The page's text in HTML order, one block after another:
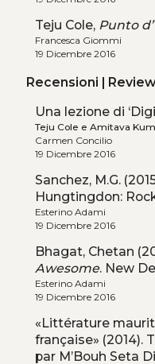
Teju Cole,Punto
Francesca Giommi
19 Dicembre 2016
Recensioni |
Una lezione di
Teju Cole e Amitava
Carmen Concilio
19 Dicembre 2016
Sanchez, M.G.
Hungtingdon:
Esterino Adami
19 Dicembre 2016
Bhagat, Chetan
Awesome. New
Esterino Adami
19 Dicembre 2016
«Littérature
française» (2014).
par M’Bouh Seta